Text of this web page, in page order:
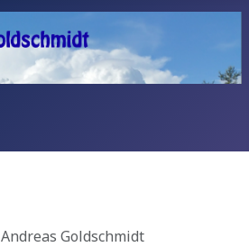
Andreas Goldschmidt